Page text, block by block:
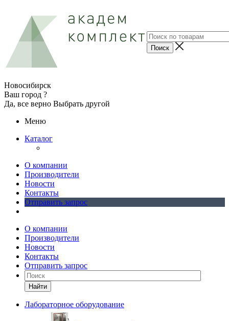
Новосибирск
Ваш город ?
Да, все верно Выбрать другой
Меню
Каталог
О компании
Производители
Новости
Контакты
Отправить запрос
О компании
Производители
Новости
Контакты
Отправить запрос
Найти
Лабораторное оборудование